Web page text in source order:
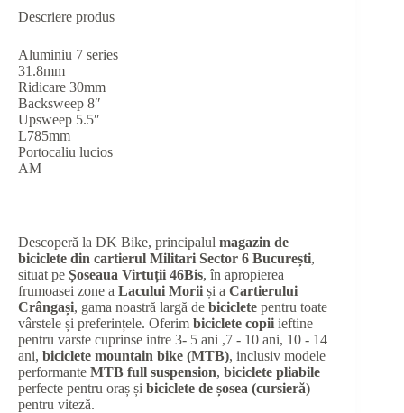
Descriere produs
Aluminiu 7 series
31.8mm
Ridicare 30mm
Backsweep 8″
Upsweep 5.5″
L785mm
Portocaliu lucios
AM
Descoperă la DK Bike, principalul magazin de
biciclete din cartierul Militari Sector 6 București,
situat pe Șoseaua Virtuții 46Bis, în apropierea
frumoasei zone a Lacului Morii și a Cartierului
Crângași, gama noastră largă de biciclete pentru toate
vârstele și preferințele. Oferim biciclete copii ieftine
pentru varste cuprinse intre 3- 5 ani ,7 - 10 ani, 10 - 14
ani, biciclete mountain bike (MTB), inclusiv modele
performante MTB full suspension, biciclete pliabile
perfecte pentru oraș și biciclete de șosea (cursieră)
pentru viteză.